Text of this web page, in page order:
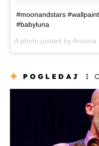
#moonandstars
#babyluna
POGLEDAJ I